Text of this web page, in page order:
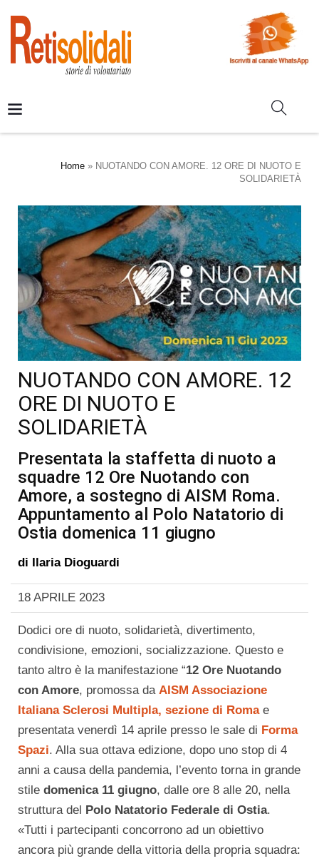
Home » NUOTANDO CON AMORE. 12 ORE DI NUOTO E
SOLIDARIETÀ
NUOTANDO CON AMORE. 12
ORE DI NUOTO E
SOLIDARIETÀ
Presentata la staffetta di nuoto a
squadre 12 Ore Nuotando con
Amore, a sostegno di AISM Roma.
Appuntamento al Polo Natatorio di
Ostia domenica 11 giugno
di Ilaria Dioguardi
18 APRILE 2023
Dodici ore di nuoto, solidarietà, divertimento,
condivisione, emozioni, socializzazione. Questo e
tanto altro è la manifestazione “12 Ore Nuotando
con Amore, promossa da AISM Associazione
Italiana Sclerosi Multipla, sezione di Roma e
presentata venerdì 14 aprile presso le sale di Forma
Spazi. Alla sua ottava edizione, dopo uno stop di 4
anni a causa della pandemia, l’evento torna in grande
stile domenica 11 giugno, dalle ore 8 alle 20, nella
struttura del Polo Natatorio Federale di Ostia.
«Tutti i partecipanti concorrono ad un obiettivo
ancora più grande della vittoria della propria squadra: